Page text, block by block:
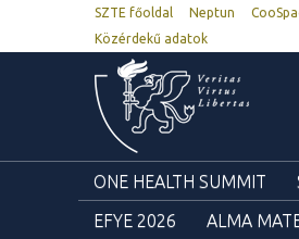
SZTE főoldal Neptun
Közérdekű adatok
ONE HEALTH SUMMIT
EFYE 2026
ALMA